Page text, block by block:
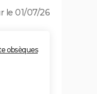
le 01/07/26
obsèques